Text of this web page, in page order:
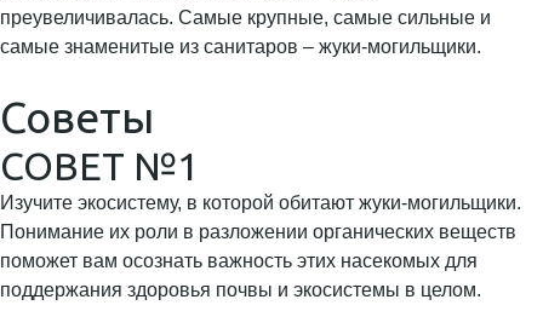
преувеличивалась. Самые крупные, самые сильные и
самые знаменитые из санитаров – жуки-могильщики.
Советы
СОВЕТ №1
Изучите экосистему, в которой обитают жуки-могильщики.
Понимание их роли в разложении органических веществ
поможет вам осознать важность этих насекомых для
поддержания здоровья почвы и экосистемы в целом.